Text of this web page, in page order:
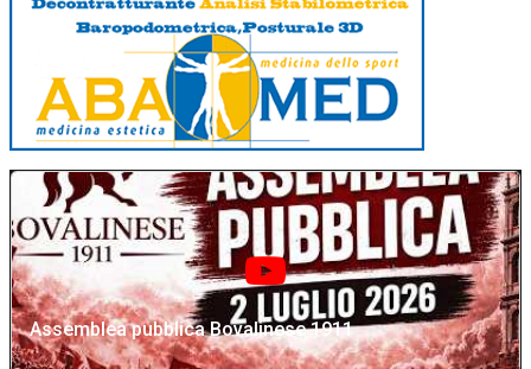
Assemblea pubblica Bovalinese 1911